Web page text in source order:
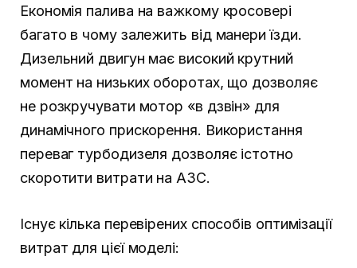
Економія палива на важкому кросовері
багато в чому залежить від манери їзди.
Дизельний двигун має високий крутний
момент на низьких оборотах, що дозволяє
не розкручувати мотор «в дзвін» для
динамічного прискорення. Використання
переваг турбодизеля дозволяє істотно
скоротити витрати на АЗС.
Існує кілька перевірених способів оптимізації
витрат для цієї моделі: